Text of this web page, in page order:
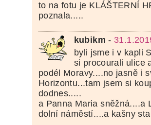
to na fotu je KLÁŠTERNÍ
poznala.....
kubikm -
byli jsme i v kapli
si procourali ulice
podél Moravy....no jasně i
Horizontu...tam jsem si
dodnes.....
a Panna Maria sněžná....a
dolní náměstí....a kašny